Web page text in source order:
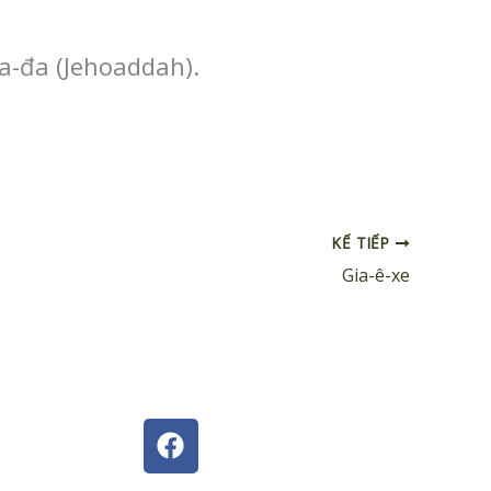
đa (Jehoaddah).
KẾ TIẾP
Gia-ê-xe
F
a